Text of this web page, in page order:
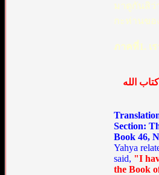
มาดูกันสิว่
กะห่านขอ
ภาคที่1. เ
الله
Section:
Book 46,
Yahya
said, "I
the Book